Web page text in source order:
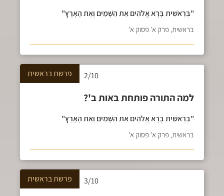
"בְּרֵאשִׁית בָּרָא אֱלֹהִים אֵת הַשָּׁמַיִם וְאֵת הָאָרֶץ"
בראשית, פרק א' פסוק א'
2/10 פרשתבראשית
למה התורה פותחת באות ב'?
"בְּרֵאשִׁית בָּרָא אֱלֹהִים אֵת הַשָּׁמַיִם וְאֵת הָאָרֶץ"
בראשית, פרק א' פסוק א'
3/10 פרשתבראשית